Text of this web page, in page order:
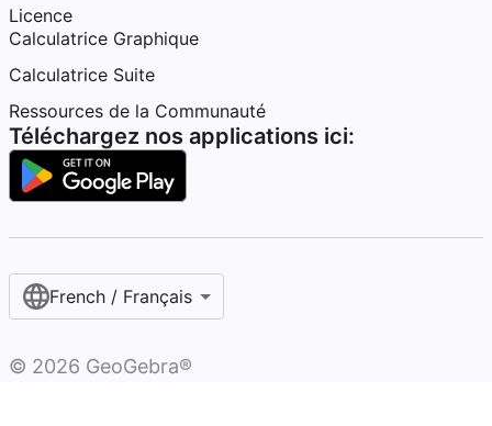
Licence
Calculatrice Graphique
Calculatrice Suite
Ressources de la Communauté
Téléchargez nos applications ici:
French / Français‎
© 2026 GeoGebra®